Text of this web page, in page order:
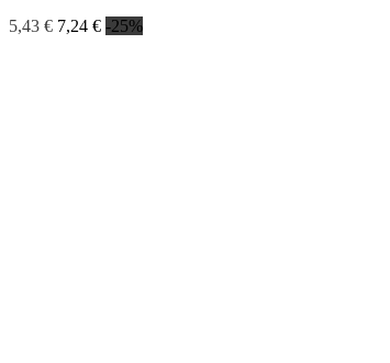
5,43 € 7,24 € -25%